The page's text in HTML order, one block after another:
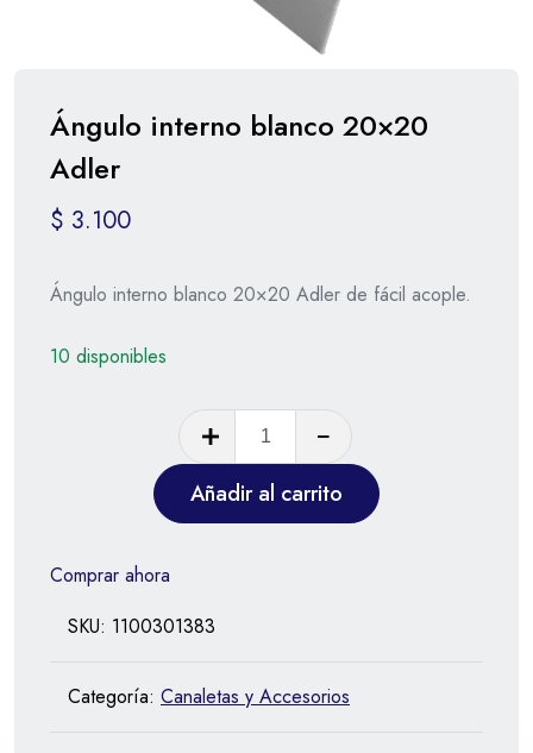
Ángulo interno blanco 20×20
Adler
$ 3.100
Ángulo interno blanco 20×20 Adler de fácil acople.
10 disponibles
Añadir al carrito
Comprar ahora
SKU: 1100301383
Categoría: Canaletas y Accesorios